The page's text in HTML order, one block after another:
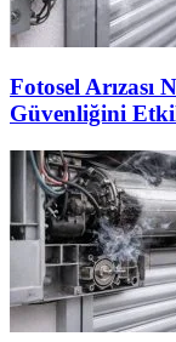
Fotosel Arızası
Güvenliğini